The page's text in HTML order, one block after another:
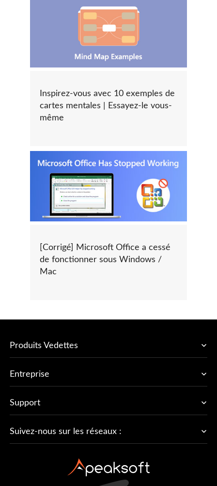
Inspirez-vous avec 10 exemples de
cartes mentales | Essayez-le vous-
même
[Corrigé] Microsoft Office a cessé
de fonctionner sous Windows /
Mac
Produits Vedettes
Entreprise
Support
Suivez-nous sur les réseaux :